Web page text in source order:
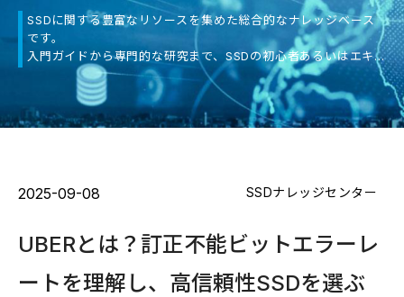
SSDに関する豊富なリソースを集めた総合的なナレッジベース
です。
入門ガイドから専門的な研究まで、SSDの初心者あるいはエキ
スパートを問わず、必要な情報を見つけることができます。
2025-09-08 SSDナレッジセンター
UBERとは？訂正不能ビットエラーレ
ートを理解し、高信頼性SSDを選ぶ